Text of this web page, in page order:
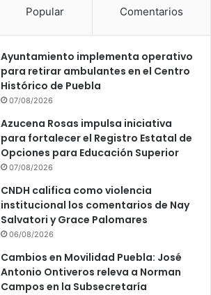
Popular Comentarios
Ayuntamiento implementa operativo
para retirar ambulantes en el Centro
Histórico de Puebla
07/08/2026
Azucena Rosas impulsa iniciativa
para fortalecer el Registro Estatal de
Opciones para Educación Superior
07/08/2026
CNDH califica como violencia
institucional los comentarios de Nay
Salvatori y Grace Palomares
06/08/2026
Cambios en Movilidad Puebla: José
Antonio Ontiveros releva a Norman
Campos en la Subsecretaría